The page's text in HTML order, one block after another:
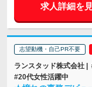
求人詳細を
志望動機・自己PR不要
ランスタッド株式会社 |
#20代女性活躍中